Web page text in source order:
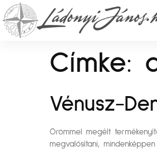
Címke:
Vénusz-
Örömmel megélt
megvalósítani,